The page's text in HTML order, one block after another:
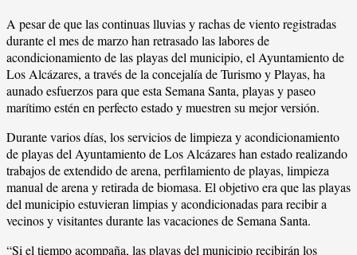
A pesar de que las continuas lluvias y rachas de viento registradas
durante el mes de marzo han retrasado las labores de
acondicionamiento de las playas del municipio, el Ayuntamiento de
Los Alcázares, a través de la concejalía de Turismo y Playas, ha
aunado esfuerzos para que esta Semana Santa, playas y paseo
marítimo estén en perfecto estado y muestren su mejor versión.
Durante varios días, los servicios de limpieza y acondicionamiento
de playas del Ayuntamiento de Los Alcázares han estado realizando
trabajos de extendido de arena, perfilamiento de playas, limpieza
manual de arena y retirada de biomasa. El objetivo era que las playas
del municipio estuvieran limpias y acondicionadas para recibir a
vecinos y visitantes durante las vacaciones de Semana Santa.
“Si el tiempo acompaña, las playas del municipio recibirán los